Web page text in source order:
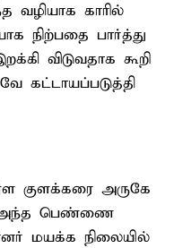
வழியாக காரில்
நிற்பதை பார்த்து
விடுவதாக கூறி
கட்டாயப்படுத்தி
குளக்கரை அருகே
அந்த பெண்ணை
மயக்க நிலையில்